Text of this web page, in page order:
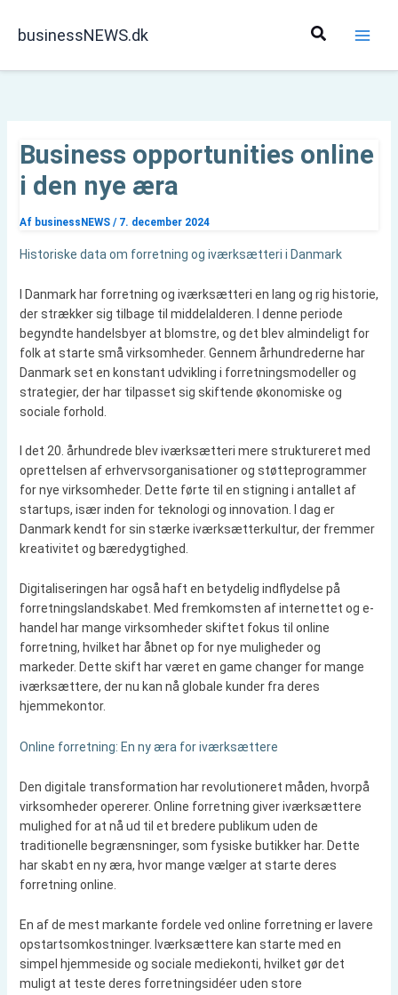
businessNEWS.dk Søg
Business opportunities online
i den nye æra
Af businessNEWS / 7. december 2024
Historiske data om forretning og iværksætteri i Danmark
I Danmark har forretning og iværksætteri en lang og rig historie,
der strækker sig tilbage til middelalderen. I denne periode
begyndte handelsbyer at blomstre, og det blev almindeligt for
folk at starte små virksomheder. Gennem århundrederne har
Danmark set en konstant udvikling i forretningsmodeller og
strategier, der har tilpasset sig skiftende økonomiske og
sociale forhold.
I det 20. århundrede blev iværksætteri mere struktureret med
oprettelsen af erhvervsorganisationer og støtteprogrammer
for nye virksomheder. Dette førte til en stigning i antallet af
startups, især inden for teknologi og innovation. I dag er
Danmark kendt for sin stærke iværksætterkultur, der fremmer
kreativitet og bæredygtighed.
Digitaliseringen har også haft en betydelig indflydelse på
forretningslandskabet. Med fremkomsten af internettet og e-
handel har mange virksomheder skiftet fokus til online
forretning, hvilket har åbnet op for nye muligheder og
markeder. Dette skift har været en game changer for mange
iværksættere, der nu kan nå globale kunder fra deres
hjemmekontor.
Online forretning: En ny æra for iværksættere
Den digitale transformation har revolutioneret måden, hvorpå
virksomheder opererer. Online forretning giver iværksættere
mulighed for at nå ud til et bredere publikum uden de
traditionelle begrænsninger, som fysiske butikker har. Dette
har skabt en ny æra, hvor mange vælger at starte deres
forretning online.
En af de mest markante fordele ved online forretning er lavere
opstartsomkostninger. Iværksættere kan starte med en
simpel hjemmeside og sociale mediekonti, hvilket gør det
muligt at teste deres forretningsidéer uden store